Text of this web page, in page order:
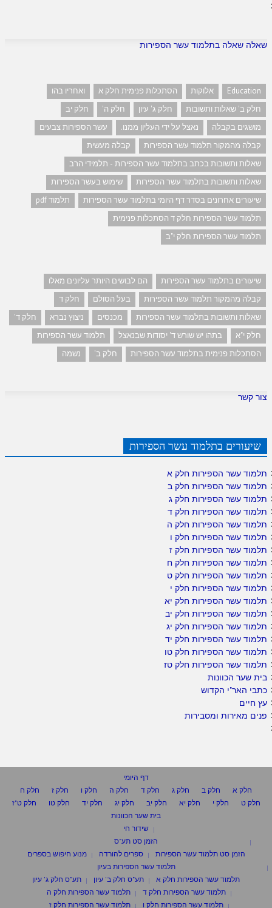
שאלה שאלה בתלמוד עשר הספירות
Education אלוקות הסתכלות פנימית חלק א
ואחריו בהו
חלק ב' שאלות ותשובות
חלק ג' עיון חלק ה'
חלק יב
מושגים בקבלה
נאצל על ידי העליון ממנו.
עשר הספירות צבעים
קבלה מהמקור תלמוד עשר הספירות
קבלה מעשית
שאלות ותשובות בכתב בתלמוד עשר הספירות - תלמידי הרב
שאלות ותשובות בתלמוד עשר הספירות
שימוש בעשר הספירות
שיעורים אחרונים בסדר דף היומי בתלמוד עשר הספירות
תלמוד pdf
תלמוד עשר הספירות חלק ד הסתכלות פנימית
תלמוד עשר הספירות חלק י"ב
שיעורים בתלמוד עשר הספירות
הם לבושים היותר עליונים מאלו
קבלה מהמקור תלמוד עשר הספירות
בעל הסולם
חלק ד
שאלות ותשובות בתלמוד עשר הספירות
מכנסים ניצוץ נברא
חלק ד'
חלק י"א
בתהו יש שורש ד' יסודות שבנאצל
תלמוד עשר הספירות
הסתכלות פנימית בתלמוד עשר הספירות
חלק ב' נשמה
צור קשר
שיעורים בתלמוד עשר הספירות
תלמוד עשר הספירות חלק א
תלמוד עשר הספירות חלק ב
תלמוד עשר הספירות חלק ג
תלמוד עשר הספירות חלק ד
תלמוד עשר הספירות חלק ה
תלמוד עשר הספירות חלק ו
תלמוד עשר הספירות חלק ז
תלמוד עשר הספירות חלק ח
תלמוד עשר הספירות חלק ט
תלמוד עשר הספירות חלק י
תלמוד עשר הספירות חלק יא
תלמוד עשר הספירות חלק יב
תלמוד עשר הספירות חלק יג
תלמוד עשר הספירות חלק יד
תלמוד עשר הספירות חלק טו
תלמוד עשר הספירות חלק טז
בית שער הכוונות
כתבי האר"י הקדוש
עץ חיים
פנים מאירות ומסבירות
דף היומי
חלק א
חלק ב חלק ג חלק ד חלק ה חלק ו חלק ז
חלק ח
חלק ט
חלק י חלק יא חלק יב חלק יג חלק יד חלק טו
חלק ט"ז
בית שער הכוונות
שידור חי
הזמן סט תע"ס
הזמן סט תלמוד עשר הספירות
ספרים להורדה
מנוע חיפוש בספרים
תלמוד עשר הספירות בעיון
תלמוד עשר הספירות חלק א
תע"ס חלק ב' עיון
תע"ס חלק ג' עיון
תלמוד עשר הספירות חלק ד
תלמוד עשר הספירות חלק ה
תלמוד עשר הספירות חלק ו
תלמוד עשר הספירות חלק ז